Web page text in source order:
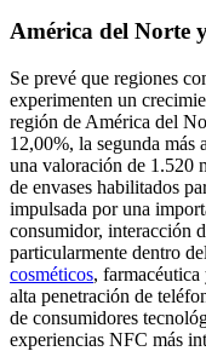
América del Norte
Se prevé que regiones
experimenten un
región de América del
12,00%, la segunda más
una valoración de 1.520
de envases habilitados
impulsada por una
consumidor, interacción
particularmente dentro
cosméticos, farmacéutica
alta penetración de
de consumidores
experiencias NFC más